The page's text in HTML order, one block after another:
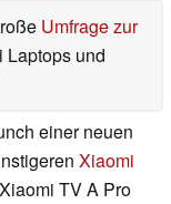
Umfrage zur
und
einer neuen
Xiaomi
TV A Pro